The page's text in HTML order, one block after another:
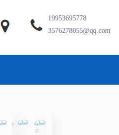
19953695778
3576278055@qq.com